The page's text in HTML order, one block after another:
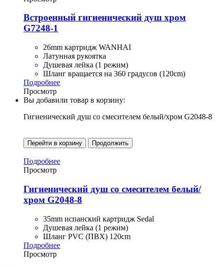
Встроенный гигиенический душ хром
G7248-1
26mm картридж WANHAI
Латунная рукоятка
Душевая лейка (1 режим)
Шланг вращается на 360 градусов (120cm)
Подробнее
Просмотр
Вы добавили товар в корзину:
Гигиенический душ со смесителем белый/хром G2048-8
Перейти в корзину Продолжить
Подробнее
Просмотр
Гигиенический душ со смесителем белый/
хром G2048-8
35mm испанский картридж Sedal
Душевая лейка (1 режим)
Шланг PVC (ПВХ) 120cm
Подробнее
Просмотр